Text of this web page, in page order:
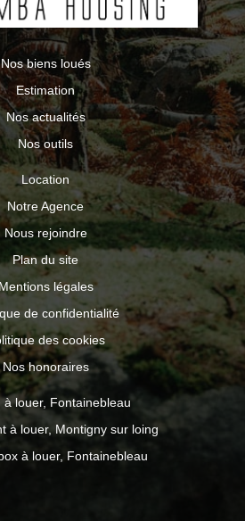
Nos biens loués
Estimation
Nos actualités
Nos outils
Location
Notre Agence
Nous rejoindre
Plan du site
Mentions légales
de confidentialité
des cookies
Nos honoraires
à louer, Fontainebleau
à louer, Montigny sur loing
à louer, Fontainebleau